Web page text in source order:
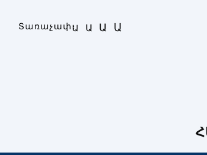
Տառաչափ։Ա Ա Ա Ա